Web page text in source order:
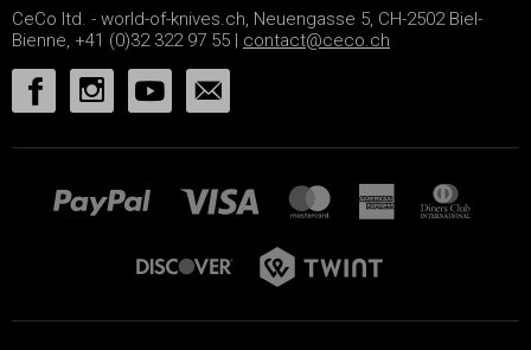
CeCo ltd. - world-of-knives.ch, Neuengasse 5, CH-2502 Biel-
Bienne, +41 (0)32 322 97 55 | contact@ceco.ch